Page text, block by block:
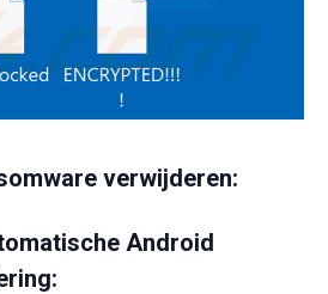
verwijderen:
Android